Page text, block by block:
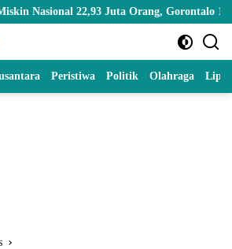
Juta Orang, Gorontalo 150,60 Ribu Jiwa
Peristiwa Politik Olahraga